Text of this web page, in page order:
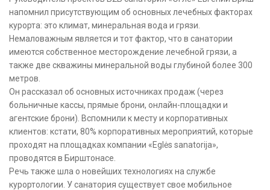
напомнил присутствующим об основных лечебных факторах
курорта: это климат, минеральная вода и грязи.
Немаловажным является и тот фактор, что в санатории
имеются собственное месторождение лечебной грязи, а
также две скважины минеральной воды глубиной более 300
метров.
Он рассказал об основных источниках продаж (через
больничные кассы, прямые брони, онлайн-площадки и
агентские брони). Вспомнили к месту и корпоративных
клиентов: кстати, 80% корпоративных мероприятий, которые
проходят на площадках компании «Eglės sanatorija»,
проводятся в Бирштонасе.
Речь также шла о новейших технологиях на службе
курортологии. У санатория существует свое мобильное